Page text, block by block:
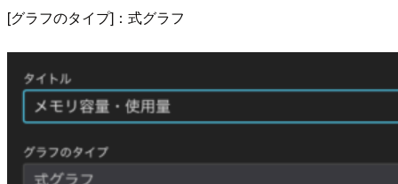
[グラフのタイプ]：式グラフ